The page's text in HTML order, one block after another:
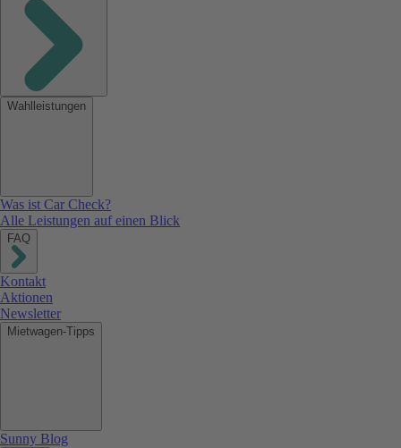
Wahlleistungen
Was ist Car Check?
Alle Leistungen auf einen Blick
FAQ
Kontakt
Aktionen
Newsletter
Mietwagen-Tipps
Sunny Blog